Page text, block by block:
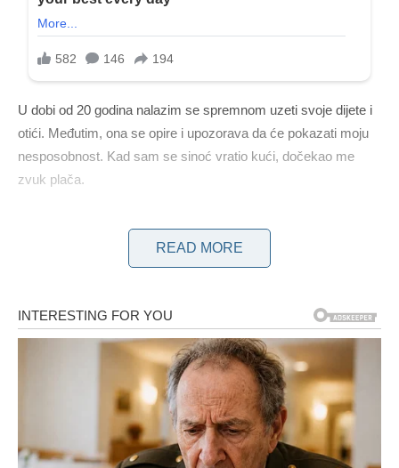
U dobi od 20 godina nalazim se spremnom uzeti svoje dijete i
otići. Međutim, ona se opire i upozorava da će pokazati moju
nesposobnost. Kad sam se sinoć vratio kući, dočekao me
zvuk plača.
Bio je to vrlo uznemirujući trenutak otkriti svog oca u suzama.
Činilo se da je spavaća soba samo djelomično namještena jer
su stvari moje maćehe bile uklonjene. Skupila je svoje stvari i
READ MORE